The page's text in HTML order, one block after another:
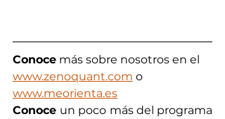
Conoce más sobre nosotros en el
www.zenoquant.com o
www.meorienta.es
Conoce un poco más del programa